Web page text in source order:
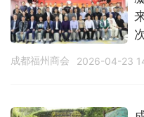
来 成都福州商会
成都福州商会 2026-04-23